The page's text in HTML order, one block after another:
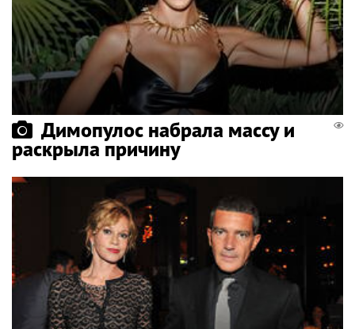
Димопулос набрала массу и
раскрыла причину